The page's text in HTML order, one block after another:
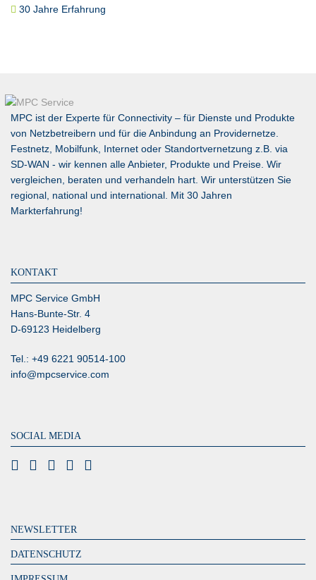
30 Jahre Erfahrung
MPC ist der Experte für Connectivity – für Dienste und Produkte
von Netzbetreibern und für die Anbindung an Providernetze.
Festnetz, Mobilfunk, Internet oder Standortvernetzung z.B. via
SD-WAN - wir kennen alle Anbieter, Produkte und Preise. Wir
vergleichen, beraten und verhandeln hart. Wir unterstützen Sie
regional, national und international. Mit 30 Jahren
Markterfahrung!
KONTAKT
MPC Service GmbH
Hans-Bunte-Str. 4
D-69123 Heidelberg
Tel.: +49 6221 90514-100
info@mpcservice.com
SOCIAL MEDIA
NEWSLETTER
DATENSCHUTZ